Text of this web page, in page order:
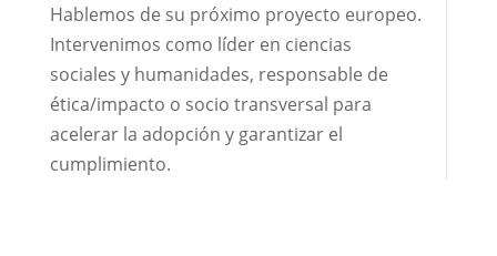
Hablemos de su próximo proyecto europeo.
Intervenimos como líder en ciencias
sociales y humanidades, responsable de
ética/impacto o socio transversal para
acelerar la adopción y garantizar el
cumplimiento.